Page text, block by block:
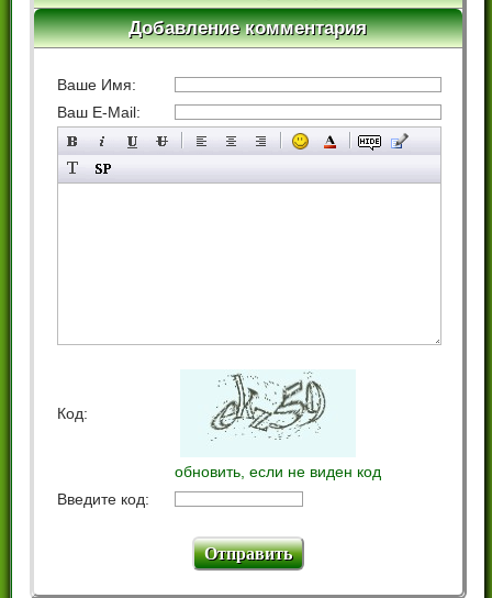
Добавление комментария
Ваше Имя:
Ваш E-Mail:
Код:
обновить, если не виден код
Введите код: